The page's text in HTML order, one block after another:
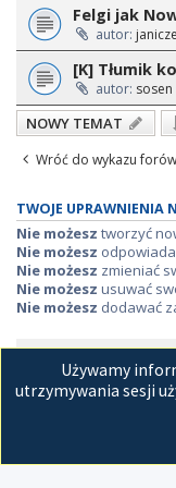
Felgi jak
autor:
[K] Tłumik
autor: sosen
NOWY TEMAT
Wróć do wykazu forów
TWOJE UPRAWNIENIA
Nie możesz tworzyć
Nie możesz
Nie możesz zmieniać
Nie możesz usuwać
Nie możesz dodawać
Używamy
utrzymywania sesji
Strona główna